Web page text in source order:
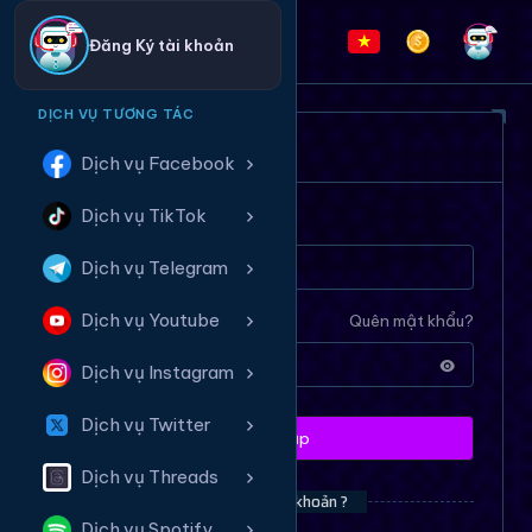
Đăng Ký tài khoản
DỊCH VỤ TƯƠNG TÁC
Dịch vụ Facebook
Dịch vụ TikTok
Dịch vụ Telegram
Dịch vụ Youtube
Dịch vụ Instagram
Dịch vụ Twitter
Dịch vụ Threads
ĐĂNG NHẬP HỆ THỐNG
Tên tài khoản
Quên mật khẩu?
Mật khẩu
Đăng nhập
Bạn chưa có tài khoản ?